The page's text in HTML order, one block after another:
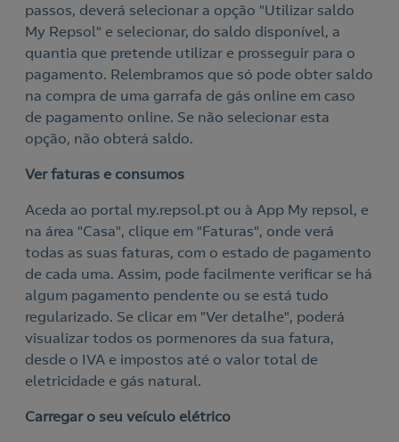
Contacte-nos
Contacte-nos para novas contratações
o
Acepto lapolítica de protección de datos.
Nós ligamos!
passos, deverá selecionar a opção "Utilizar saldo
My Repsol" e selecionar, do saldo disponível, a
quantia que pretende utilizar e prosseguir para o
pagamento. Relembramos que só pode obter saldo
na compra de uma garrafa de gás online em caso
de pagamento online. Se não selecionar esta
opção, não obterá saldo.
Ver faturas e consumos
Aceda ao portal my.repsol.pt ou à App My repsol, e
na área "Casa", clique em "Faturas", onde verá
todas as suas faturas, com o estado de pagamento
de cada uma. Assim, pode facilmente verificar se há
algum pagamento pendente ou se está tudo
regularizado. Se clicar em "Ver detalhe", poderá
visualizar todos os pormenores da sua fatura,
desde o IVA e impostos até o valor total de
eletricidade e gás natural.
Carregar o seu veículo elétrico